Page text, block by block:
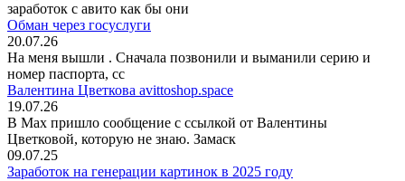
заработок с авито как бы они
Обман через госуслуги
20.07.26
На меня вышли . Сначала позвонили и выманили серию и
номер паспорта, сс
Валентина Цветкова avittoshop.space
19.07.26
В Мах пришло сообщение с ссылкой от Валентины
Цветковой, которую не знаю. Замаск
09.07.25
Заработок на генерации картинок в 2025 году